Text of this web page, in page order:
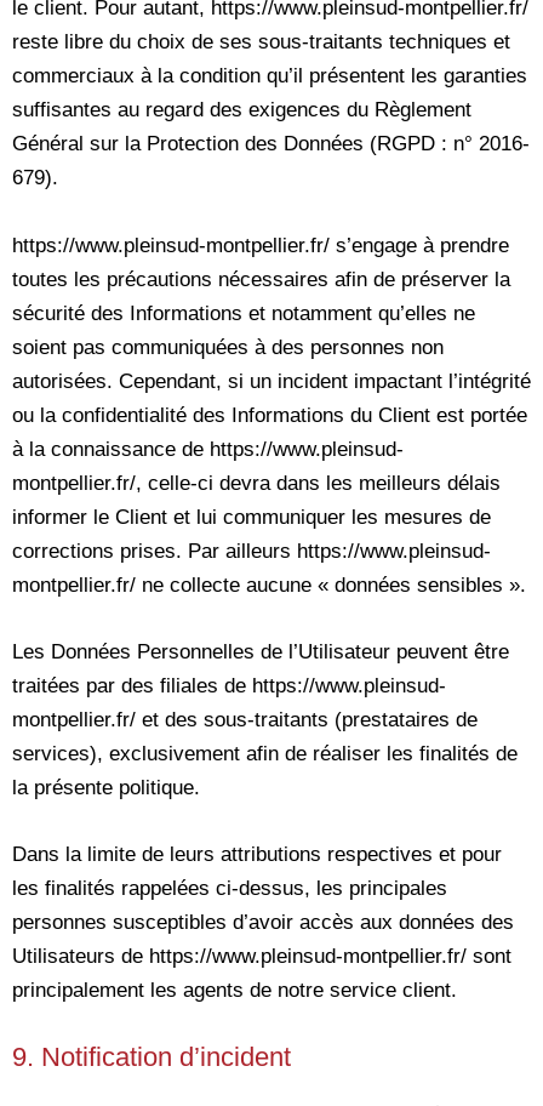
le client. Pour autant, https://www.pleinsud-montpellier.fr/
reste libre du choix de ses sous-traitants techniques et
commerciaux à la condition qu’il présentent les garanties
suffisantes au regard des exigences du Règlement
Général sur la Protection des Données (RGPD : n° 2016-
679).
https://www.pleinsud-montpellier.fr/ s’engage à prendre
toutes les précautions nécessaires afin de préserver la
sécurité des Informations et notamment qu’elles ne
soient pas communiquées à des personnes non
autorisées. Cependant, si un incident impactant l’intégrité
ou la confidentialité des Informations du Client est portée
à la connaissance de https://www.pleinsud-
montpellier.fr/, celle-ci devra dans les meilleurs délais
informer le Client et lui communiquer les mesures de
corrections prises. Par ailleurs https://www.pleinsud-
montpellier.fr/ ne collecte aucune « données sensibles ».
Les Données Personnelles de l’Utilisateur peuvent être
traitées par des filiales de https://www.pleinsud-
montpellier.fr/ et des sous-traitants (prestataires de
services), exclusivement afin de réaliser les finalités de
la présente politique.
Dans la limite de leurs attributions respectives et pour
les finalités rappelées ci-dessus, les principales
personnes susceptibles d’avoir accès aux données des
Utilisateurs de https://www.pleinsud-montpellier.fr/ sont
principalement les agents de notre service client.
9. Notification d’incident